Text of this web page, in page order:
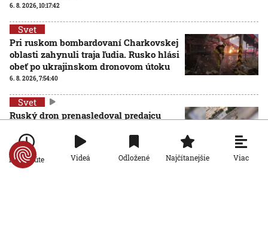
6. 8. 2026, 10:17:42
Svet
Pri ruskom bombardovaní Charkovskej
oblasti zahynuli traja ľudia. Rusko hlási
obeť po ukrajinskom dronovom útoku
6. 8. 2026, 7:54:40
Svet
Ruský dron prenasledoval predajcu
vidieť, apeluje Zelenskyj
5. 8. 2026, 19:22:05
Po minúte Videá Odložené Najčítanejšie Viac